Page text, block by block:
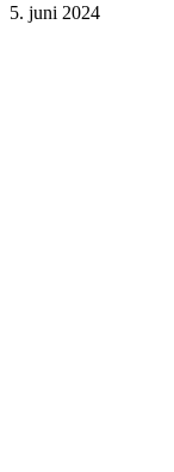
5. juni 2024